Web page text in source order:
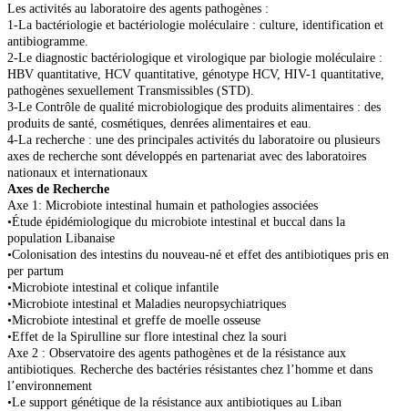
Les activités au laboratoire des agents pathogènes :
1-La bactériologie et bactériologie moléculaire : culture, identification et
antibiogramme.
2-Le diagnostic bactériologique et virologique par biologie moléculaire :
HBV quantitative, HCV quantitative, génotype HCV, HIV-1 quantitative,
pathogènes sexuellement Transmissibles (STD).
3-Le Contrôle de qualité microbiologique des produits alimentaires : des
produits de santé, cosmétiques, denrées alimentaires et eau.
4-La recherche : une des principales activités du laboratoire ou plusieurs
axes de recherche sont développés en partenariat avec des laboratoires
nationaux et internationaux
Axes de Recherche
Axe 1: Microbiote intestinal humain et pathologies associées
•Étude épidémiologique du microbiote intestinal et buccal dans la
population Libanaise
•Colonisation des intestins du nouveau-né et effet des antibiotiques pris en
per partum
•Microbiote intestinal et colique infantile
•Microbiote intestinal et Maladies neuropsychiatriques
•Microbiote intestinal et greffe de moelle osseuse
•Effet de la Spirulline sur flore intestinal chez la souri
Axe 2 : Observatoire des agents pathogènes et de la résistance aux
antibiotiques. Recherche des bactéries résistantes chez l’homme et dans
l’environnement
•Le support génétique de la résistance aux antibiotiques au Liban